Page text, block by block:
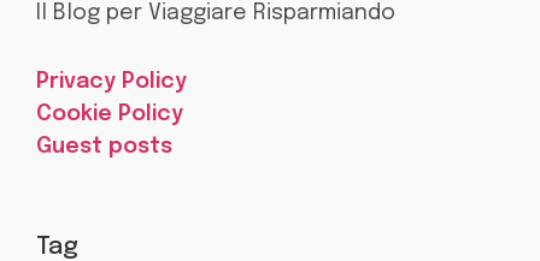
Il Blog per Viaggiare Risparmiando
Privacy Policy
Cookie Policy
Guest posts
Tag